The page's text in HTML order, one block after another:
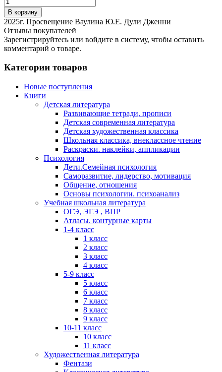
2025г. Просвещение Ваулина Ю.Е. Дули Дженни
Отзывы покупателей
Зарегистрируйтесь или войдите в систему, чтобы оставить
комментарий о товаре.
Категории товаров
Новые поступления
Книги
Детская литература
Развивающие тетради, прописи
Детская современная литература
Детская художественная классика
Школьная классика, внеклассное чтение
Раскраски. наклейки, аппликации
Психология
Дети.Семейная психология
Саморазвитие, лидерство, мотивация
Общение, отношения
Основы психологии. психоанализ
Учебная школьная литература
ОГЭ, ЭГЭ , ВПР
Атласы. контурные карты
1-4 класс
1 класс
2 класс
3 класс
4 класс
5-9 класс
5 класс
6 класс
7 класс
8 класс
9 класс
10-11 класс
10 класс
11 класс
Художественная литература
Фентази